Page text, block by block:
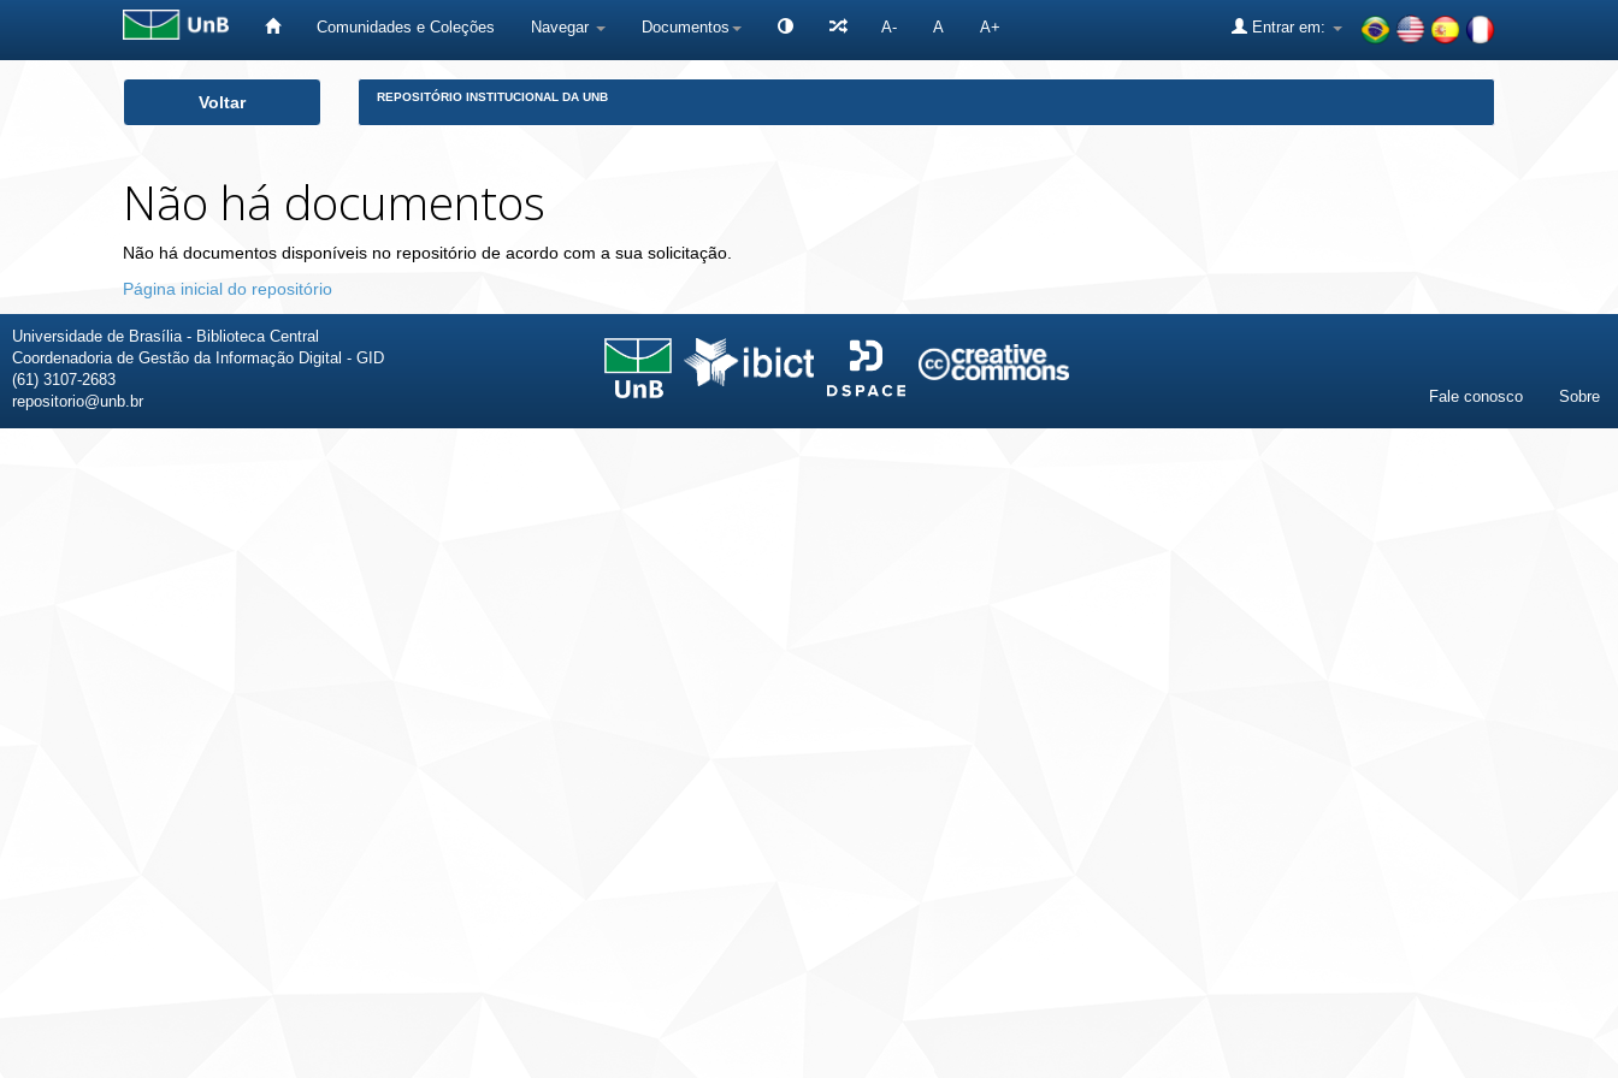
Comunidades e Coleções Navegar Documentos A- A A+ Entrar em:
Voltar REPOSITÓRIO INSTITUCIONAL DA UNB
Não há documentos
Não há documentos disponíveis no repositório de acordo com a sua solicitação.
Página inicial do repositório
Universidade de Brasília - Biblioteca Central
Coordenadoria de Gestão da Informação Digital - GID
(61) 3107-2683
repositorio@unb.br
Fale conosco Sobre